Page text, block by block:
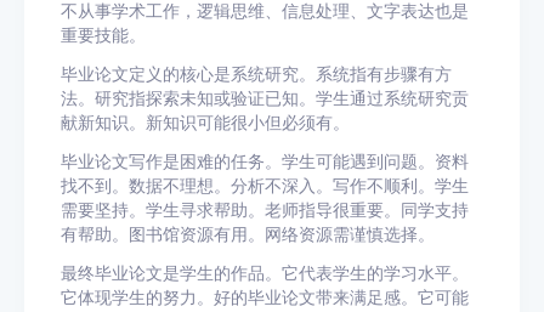
不从事学术工作，逻辑思维、信息处理、文字表达也是
重要技能。
毕业论文定义的核心是系统研究。系统指有步骤有方
法。研究指探索未知或验证已知。学生通过系统研究贡
献新知识。新知识可能很小但必须有。
毕业论文写作是困难的任务。学生可能遇到问题。资料
找不到。数据不理想。分析不深入。写作不顺利。学生
需要坚持。学生寻求帮助。老师指导很重要。同学支持
有帮助。图书馆资源有用。网络资源需谨慎选择。
最终毕业论文是学生的作品。它代表学生的学习水平。
它体现学生的努力。好的毕业论文带来满足感。它可能